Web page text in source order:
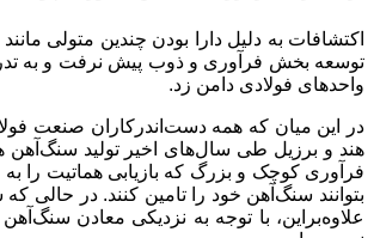
اکتشافات به دلیل دارا بودن چندین متولی
توسعه بخش فرآوری و ذوب پیش نرفت و به
واحدهای فولادی دامن زد.
در این میان که همه دست‌اندرکاران صنعت
هند و برزیل طی سال‌های اخیر تولید سنگ‌آهن
فرآوری کوچک و بزرگ که بازیابی هماتیت را
علاوه‌براین، با توجه به نزدیکی معادن